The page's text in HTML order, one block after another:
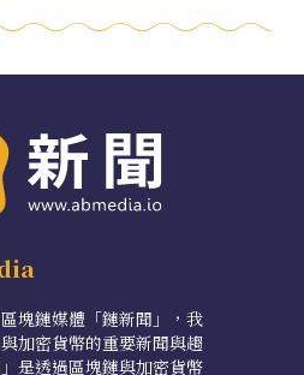
塊鏈媒體「鏈新聞」，我
加密貨幣的重要新聞與趨
是透過區塊鏈與加密貨幣